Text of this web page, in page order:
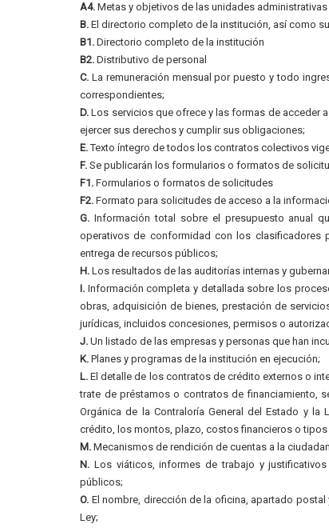
A4. Metas y objetivos de las unidades administrativas
B. El directorio completo de la institución, así como
B1. Directorio completo de la institución
B2. Distributivo de personal
C. La remuneración mensual por puesto y todo
correspondientes;
D. Los servicios que ofrece y las formas de acceder
ejercer sus derechos y cumplir sus obligaciones;
E.Texto íntegro de todos los contratos colectivos
F. Se publicarán los formularios o formatos de
F1. Formularios o formatos de solicitudes
F2. Formato para solicitudes de acceso a la
G. Información total sobre el presupuesto anual
operativos de conformidad con los clasificadores
entrega de recursos públicos;
H. Los resultados de las auditorías internas y
I. Información completa y detallada sobre los
obras, adquisición de bienes, prestación de
jurídicas, incluidos concesiones, permisos o
J. Un listado de las empresas y personas que han
K. Planes y programas de la institución en ejecución;
L. El detalle de los contratos de crédito externos o
trate de préstamos o contratos de financiamiento,
Orgánica de la Contraloría General del Estado y
crédito, los montos, plazo, costos financieros o tipos
M. Mecanismos de rendición de cuentas a la
N. Los viáticos, informes de trabajo y
públicos;
O. El nombre, dirección de la oficina, apartado
Ley;